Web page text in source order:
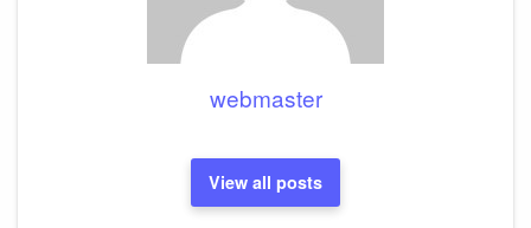
webmaster
View all posts